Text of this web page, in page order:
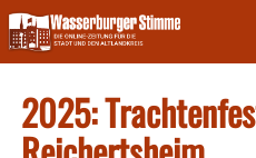
Skip
to
content
2025: